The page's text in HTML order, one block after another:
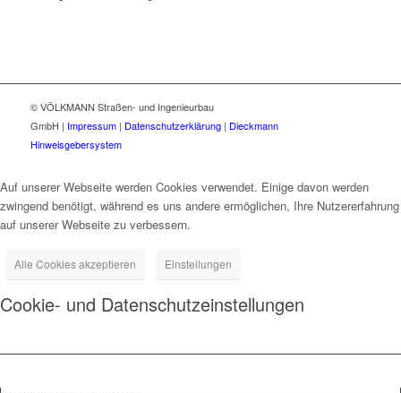
© VÖLKMANN Straßen- und Ingenieurbau
GmbH | Impressum| Datenschutzerklärung| Dieckmann
Hinweisgebersystem
Auf unserer Webseite werden Cookies verwendet. Einige davon werden
zwingend benötigt, während es uns andere ermöglichen, Ihre Nutzererfahrung
auf unserer Webseite zu verbessern.
Alle Cookies akzeptieren Einstellungen
Cookie- und Datenschutzeinstellungen